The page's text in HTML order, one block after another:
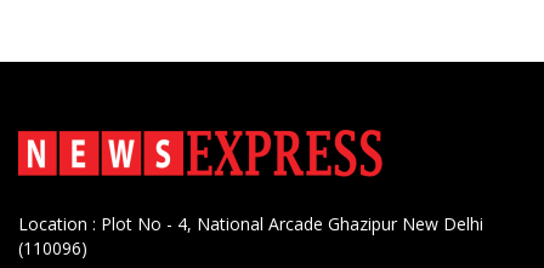
Location : Plot No - 4, National Arcade Ghazipur New Delhi
(110096)